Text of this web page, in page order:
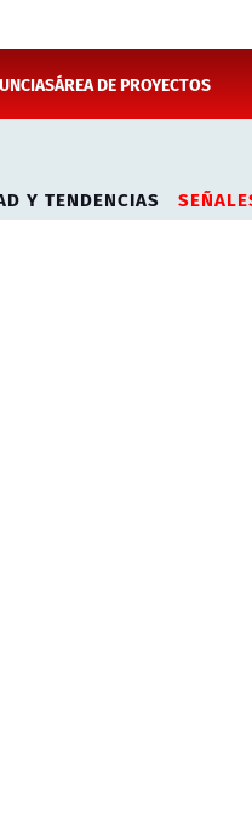
ÁREA DE PROYECTOS
Y TENDENCIAS